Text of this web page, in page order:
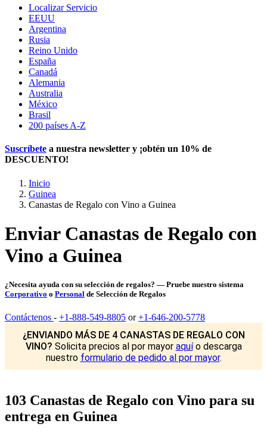
Localizar Servicio
EEUU
Argentina
Rusia
Reino Unido
España
Canadá
Alemania
Australia
México
Brasil
200 países A-Z
Suscríbete a nuestra newsletter y ¡obtén un 10% de
DESCUENTO!
Inicio
Guinea
Canastas de Regalo con Vino a Guinea
Enviar Canastas de Regalo con
Vino a Guinea
¿Necesita ayuda con su selección de regalos? — Pruebe nuestro sistema
Corporativo o Personal de Selección de Regalos
Contáctenos - +1-888-549-8805 or+1-646-200-5778
¿ENVIANDO MÁS DE 4 CANASTAS DE REGALO CON
VINO? Solicita precios al por mayor aquío descarga
nuestro formulario de pedido al por mayor.
103 Canastas de Regalo con Vino para su
entrega en Guinea